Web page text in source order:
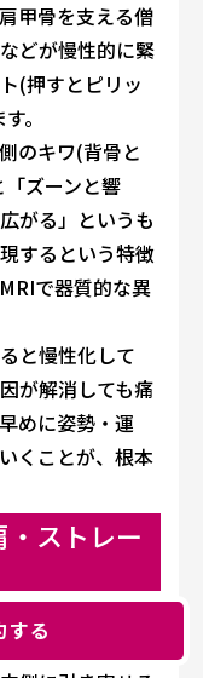
する
甲骨を支える僧
どが慢性的に緊
(押すとピリッ
。
のキワ(背骨と
ズーンと響
がる」というも
するという特徴
で器質的な異
と慢性化して
が解消しても痛
めに姿勢・運
くことが、根本
ストレー
るのが、姿勢由
甲骨は前外側に